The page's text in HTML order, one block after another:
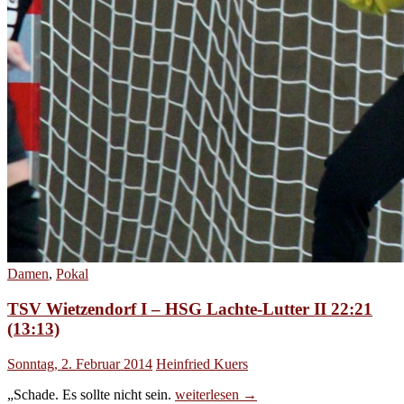
Damen, Pokal
TSV Wietzendorf I – HSG Lachte-Lutter II 22:21
(13:13)
Sonntag, 2. Februar 2014 Heinfried Kuers
„Schade. Es sollte nicht sein. TSV
weiterlesen →